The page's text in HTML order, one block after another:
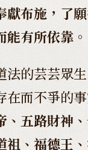
獻布施，了
能有所依靠 。
法的芸芸眾
在而不爭的
、五路財神
、福德王